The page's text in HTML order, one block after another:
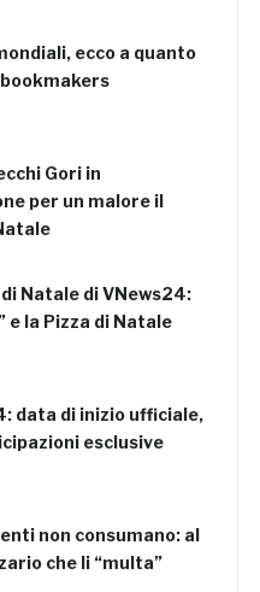
ecco a quanto
Gori in
per un malore il
Natale di VNews24:
e la Pizza di Natale
data di inizio ufficiale,
esclusive
non consumano: al
che li “multa”